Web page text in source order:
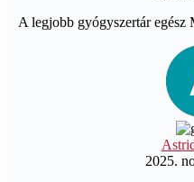
A legjobb gyógyszertár egész
2025.